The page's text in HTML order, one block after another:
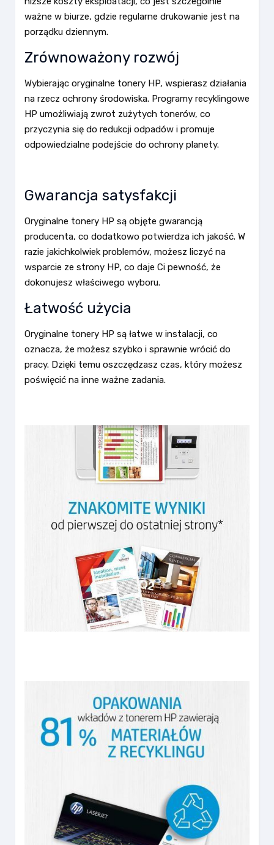
ważne w biurze, gdzie regularne drukowanie jest na
porządku dziennym.
Zrównoważony rozwój
Wybierając oryginalne tonery HP, wspierasz działania
na rzecz ochrony środowiska. Programy recyklingowe
HP umożliwiają zwrot zużytych tonerów, co
przyczynia się do redukcji odpadów i promuje
odpowiedzialne podejście do ochrony planety.
Gwarancja satysfakcji
Oryginalne tonery HP są objęte gwarancją
producenta, co dodatkowo potwierdza ich jakość. W
razie jakichkolwiek problemów, możesz liczyć na
wsparcie ze strony HP, co daje Ci pewność, że
dokonujesz właściwego wyboru.
Łatwość użycia
Oryginalne tonery HP są łatwe w instalacji, co
oznacza, że możesz szybko i sprawnie wrócić do
pracy. Dzięki temu oszczędzasz czas, który możesz
poświęcić na inne ważne zadania.